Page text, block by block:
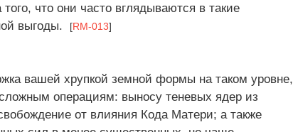
что они часто вглядываются в такие
выгоды.
[RM-013]
вашей хрупкой земной формы на таком уровне,
сложным операциям: выносу теневых ядер из
от влияния Кода Матери; а также